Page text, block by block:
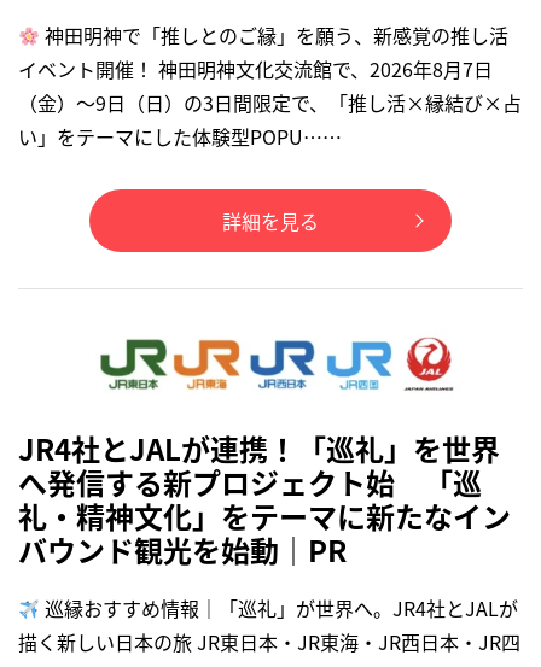
神田明神で「推しとのご縁」を願う、新感覚の推し活
イベント開催！ 神田明神文化交流館で、2026年8月7日
（金）～9日（日）の3日間限定で、「推し活×縁結び×占
い」をテーマにした体験型POPU……
詳細を見る
JR4社とJALが連携！「巡礼」を世界
へ発信する新プロジェクト始 「巡
礼・精神文化」をテーマに新たなイン
バウンド観光を始動｜PR
巡縁おすすめ情報｜「巡礼」が世界へ。JR4社とJALが
描く新しい日本の旅 JR東日本・JR東海・JR西日本・JR四